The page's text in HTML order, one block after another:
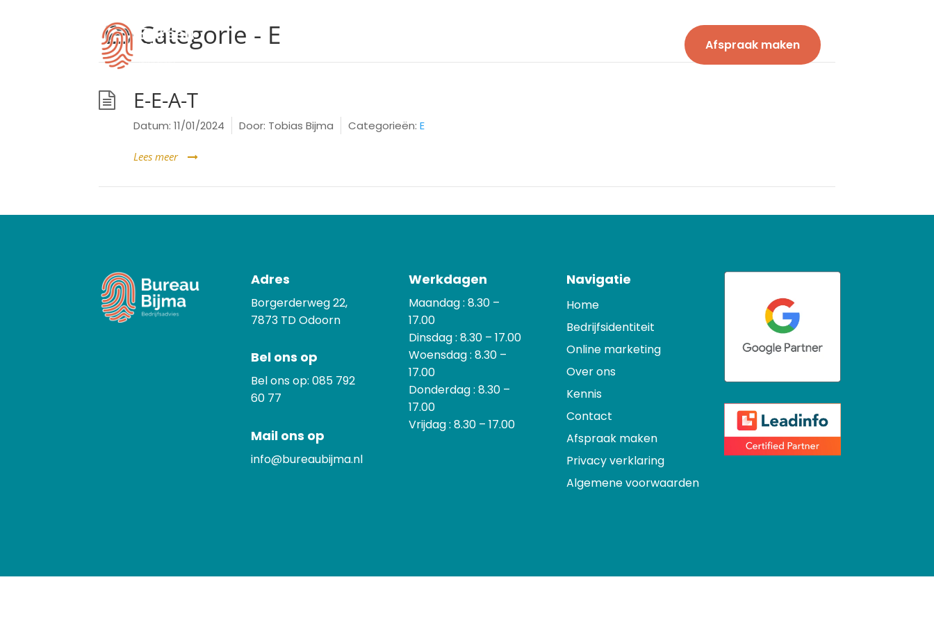
Afspraak maken
Categorie - E
E-E-A-T
Datum: 11/01/2024 Door: Tobias Bijma Categorieën: E
Lees meer
Adres
Borgerderweg 22,
7873 TD Odoorn
Bel ons op
Bel ons op:085 792
60 77
Mail ons op
info@bureaubijma.nl
Werkdagen
Maandag : 8.30 –
17.00
Dinsdag : 8.30 – 17.00
Woensdag : 8.30 –
17.00
Donderdag : 8.30 –
17.00
Vrijdag : 8.30 – 17.00
Navigatie
Home
Bedrijfsidentiteit
Online marketing
Over ons
Kennis
Contact
Afspraak maken
Privacy verklaring
Algemene voorwaarden